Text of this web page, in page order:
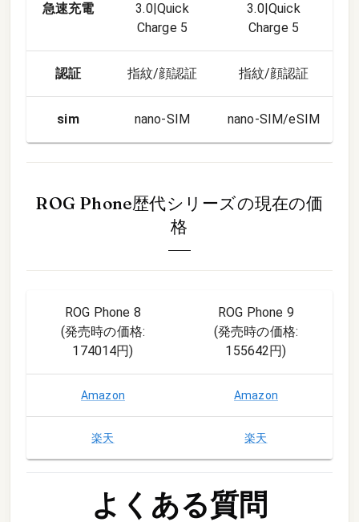
急速充電
3.0|Quick
Charge 5
3.0|Quick
Charge 5
認証 指紋/顔認証 指紋/顔認証
sim nano-SIM nano-SIM/eSIM
ROG Phone歴代シリーズの現在の価
格
ROG Phone 8
(発売時の価格:
174014円)
ROG Phone 9
(発売時の価格:
155642円)
Amazon Amazon
楽天 楽天
よくある質問